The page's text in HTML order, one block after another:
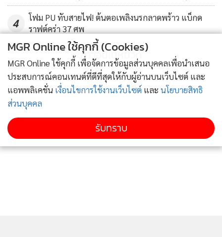
เป็นอย่างดี เพราะสภาพของอำเภอปากเกร็ดซึ่งในหลายๆส่วน
แทบจะแยกไม่ออกจากกรุงเทพมหานคร แต่ก็มีบางส่วนยังรักษา
ความเป็นธรรมชาติและคงความเป็นสังคมเกษตรกรรมเอาไว้ รวม
ทั้ง ปัญหาภายในเมืองทองธานีเองที่ต้องยอมรับว่า มีสภาพแออัด
เป็นอย่างมาก ซึ่งหากจะแก้ปัญหาโดยใช้นิติบุคคลหรือบริษัทผู้
ดูแลแต่เพียงอย่างเดียวก็ไม่สามารถแก้ปัญหาที่สลับซับซ้อนได้
ดังนั้น หากประชาชนในพื้นที่เขต 4 ปากเกร็ด เลือก น.ส.พรทิพย์
หรือ อุ๊ฟอิ๊ฟ เป็นตัวแทนแล้ว ก็จะได้คนรุ่นใหม่ มีวิสัยทัศน์กว้าง
ไกล พร้อมแก้ไขปัญหาให้กับประชาชนได้ทันที
4
โฟม PU ทับสายไฟ! ต้นตอเพลิงนรกลาดพร้าว แบ็กด
ราฟต์คร่า 37 ศพ
ข่าวอื่นในหมวด
MGR Online ใช้คุกกี้ (Cookies)
MGR Online ใช้คุกกี้ เพื่อจัดการข้อมูลส่วนบุคคลเพื่อนำเสนอ
ประสบการณ์คอนเทนต์ที่ดีที่สุดให้กับผู้อ่านบนเว็บไซต์ และ
แอพพลิเคชั่น เงื่อนไขการใช้งานเว็บไซต์ และ นโยบายสิทธิ
ส่วนบุคคล
รับทราบ